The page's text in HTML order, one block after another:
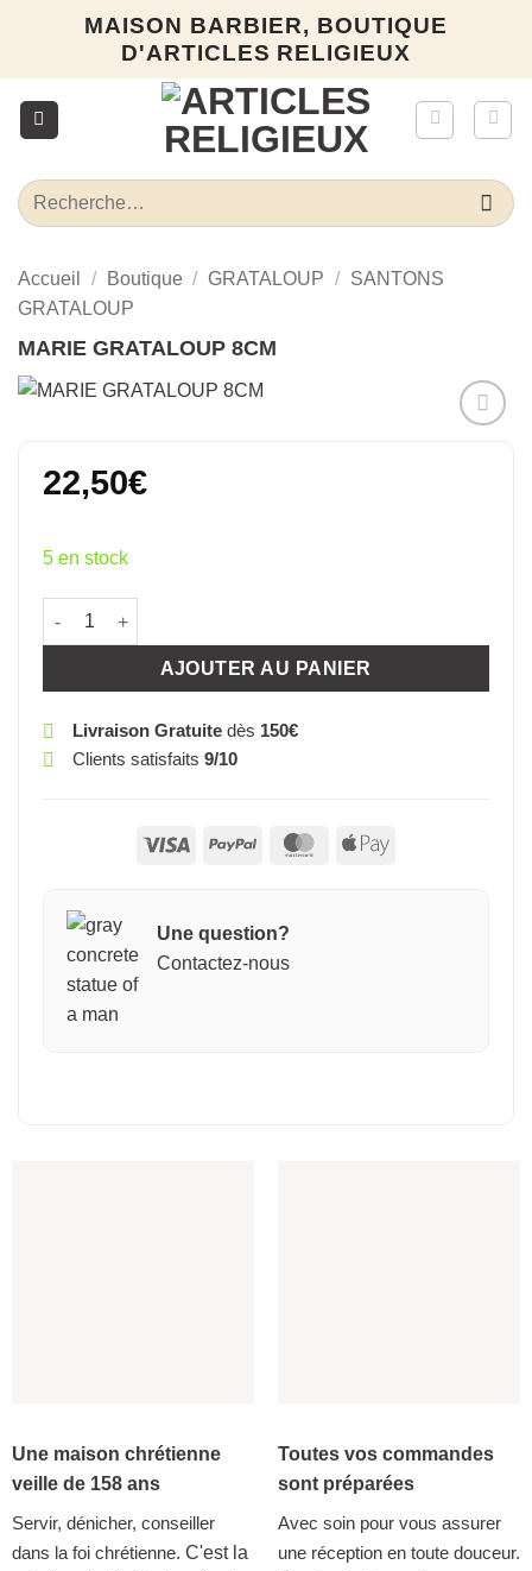
MAISON BARBIER, BOUTIQUE
D'ARTICLES RELIGIEUX
Recherche
pour :
Accueil / Boutique / GRATALOUP / SANTONS
GRATALOUP
MARIE GRATALOUP 8CM
22,50€
5 en stock
quantité de MARIE GRATALOUP 8CM
AJOUTER AU PANIER
Livraison Gratuitedès 150€
Clients satisfaits 9/10
Visa PayPal MasterCardApple
Une question?
Contactez-nous
Une maison chrétienne
veille de 158 ans
Servir, dénicher, conseiller
dans la foi chrétienne. C'est la
Toutes vos commandes
sont préparées
Avec soin pour vous assurer
une réception en toute douceur.